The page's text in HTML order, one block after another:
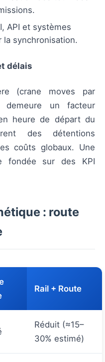
API et systèmes
la synchronisation.
délais
(crane moves par
un facteur
heure de départ du
des détentions
coûts globaux. Une
fondée sur des KPI
: route
Rail + Route
Réduit (≈15–
30% estimé)